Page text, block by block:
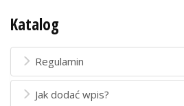
Katalog
Regulamin
Jak dodać wpis?